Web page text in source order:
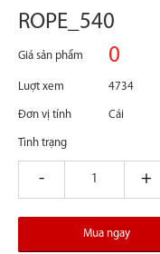
ROPE_540
Giá sản phẩm 0
Luợt xem 4734
Đơn vị tính Cái
Tình trạng
giam tang
Mua ngay